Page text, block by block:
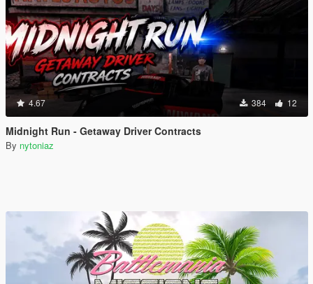
4.67 384 12
Midnight Run - Getaway Driver Contracts
By nytoniaz